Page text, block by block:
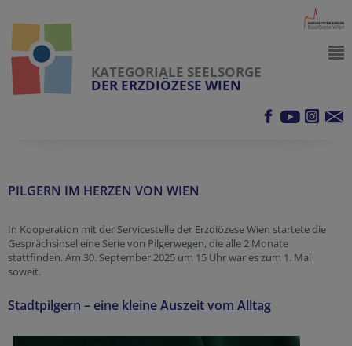
KATEGORIALE SEELSORGE
DER ERZDIÖZESE WIEN
PILGERN IM HERZEN VON WIEN
In Kooperation mit der Servicestelle der Erzdiözese Wien startete die
Gesprächsinsel eine Serie von Pilgerwegen, die alle 2 Monate
stattfinden. Am 30. September 2025 um 15 Uhr war es zum 1. Mal
soweit.
Stadtpilgern – eine kleine Auszeit vom Alltag